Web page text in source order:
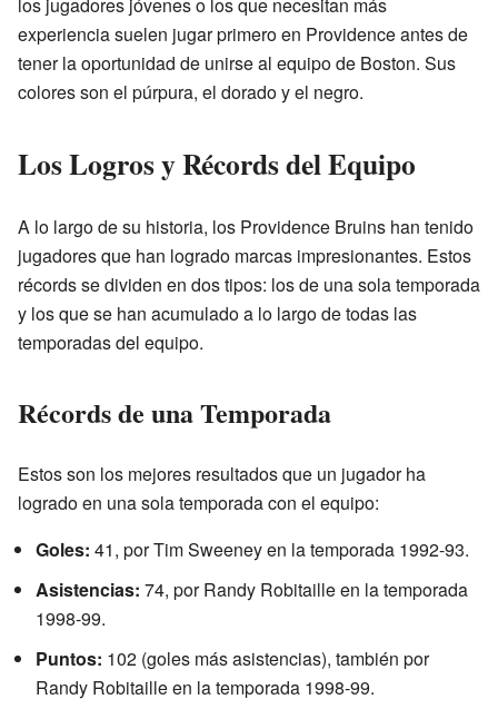
experiencia suelen jugar primero en Providence antes de
tener la oportunidad de unirse al equipo de Boston. Sus
colores son el púrpura, el dorado y el negro.
Los Logros y Récords del Equipo
A lo largo de su historia, los Providence Bruins han tenido
jugadores que han logrado marcas impresionantes. Estos
récords se dividen en dos tipos: los de una sola temporada
y los que se han acumulado a lo largo de todas las
temporadas del equipo.
Récords de una Temporada
Estos son los mejores resultados que un jugador ha
logrado en una sola temporada con el equipo:
Goles: 41, por Tim Sweeney en la temporada 1992-93.
Asistencias: 74, por Randy Robitaille en la temporada
1998-99.
Puntos: 102 (goles más asistencias), también por
Randy Robitaille en la temporada 1998-99.